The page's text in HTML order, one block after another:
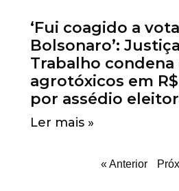
‘Fui coagido a
Bolsonaro’:
Trabalho
agrotóxicos em
por assédio
Ler mais »
« Anterior